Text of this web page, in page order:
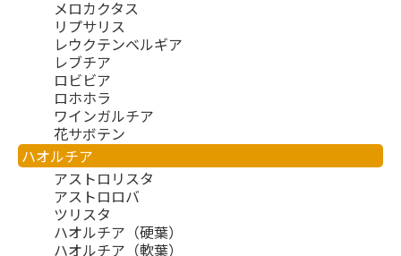
メロカクタス
リプサリス
レウクテンベルギア
レブチア
ロビビア
ロホホラ
ワインガルチア
花サボテン
ハオルチア
アストロリスタ
アストロロバ
ツリスタ
ハオルチア（硬葉）
ハオルチア（軟葉）